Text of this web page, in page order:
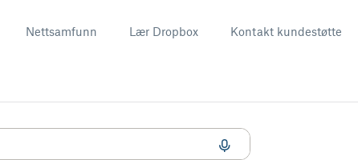
Nettsamfunn Lær Dropbox Kontakt kundestøtte